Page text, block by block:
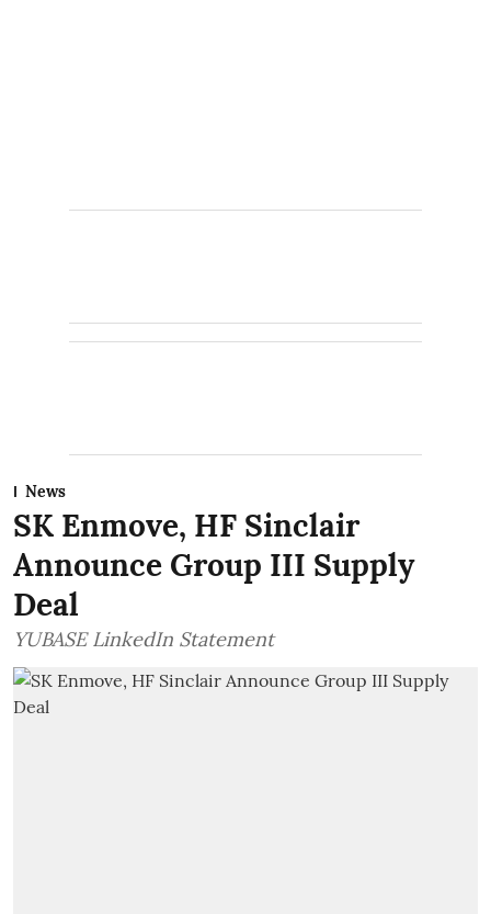
News
SK Enmove, HF Sinclair
Announce Group III Supply
Deal
YUBASE LinkedIn Statement